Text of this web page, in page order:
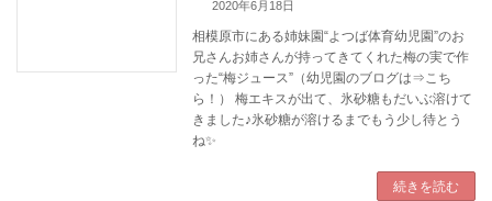
2020年6月18日
相模原市にある姉妹園“よつば体育幼児園”のお
兄さんお姉さんが持ってきてくれた梅の実で作
った“梅ジュース”（幼児園のブログは⇒こち
ら！） 梅エキスが出て、氷砂糖もだいぶ溶けて
きました♪氷砂糖が溶けるまでもう少し待とう
ね✨
続きを読む